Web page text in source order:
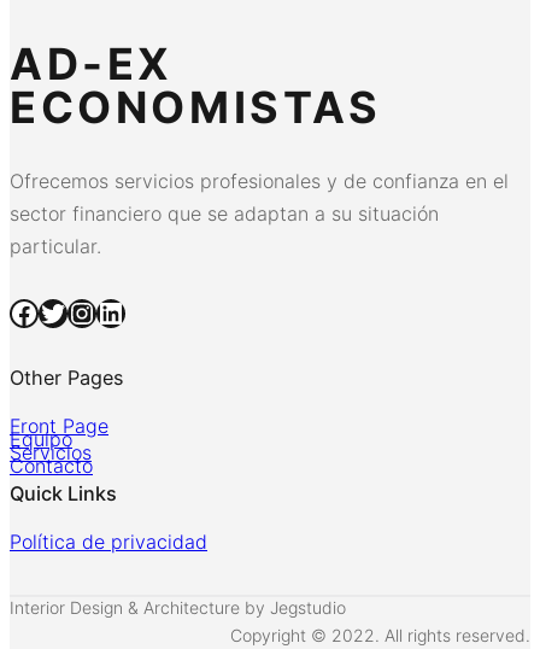
AD-EX
ECONOMISTAS
Ofrecemos servicios profesionales y de confianza en el
sector financiero que se adaptan a su situación
particular.
Facebook Twitter InstagramLinkedIn
Other Pages
Front Page
Equipo
Servicios
Contacto
Quick Links
Política de privacidad
Interior Design & Architecture by Jegstudio
Copyright © 2022. All rights reserved.